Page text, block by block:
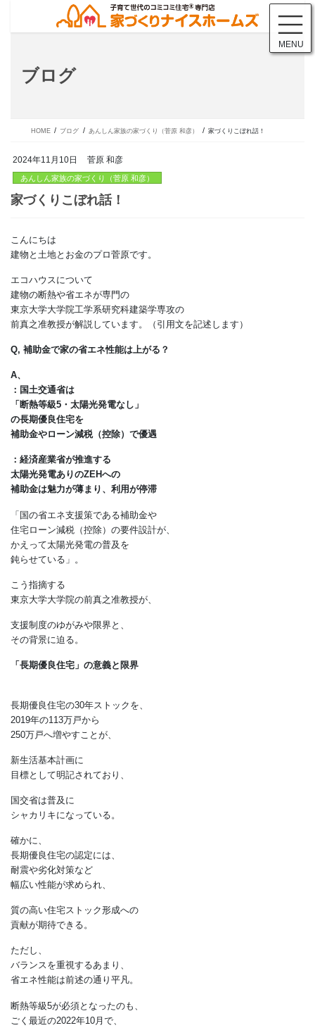
テ
ゲ
ブログ
2024年11月10日 菅原 和彦
あんしん家族の家づくり（菅原 和彦）
家づくりこぼれ話！
建物と土地とお金のプロ菅原です。
エコハウスについて
建物の断熱や省エネが専門の
東京大学大学院工学系研究科建築学専攻の
Q, 補助金で家の省エネ性能は上がる？
A、
：国土交通省は
の長期優良住宅を
補助金やローン減税（控除）で優遇
：経済産業省が推進する
太陽光発電ありのZEHへの
補助金は魅力が薄まり、利用が停滞
住宅ローン減税（控除）の要件設計が、
かえって太陽光発電の普及を
鈍らせている」。
東京大学大学院の前真之准教授が、
その背景に迫る。
「長期優良住宅」の意義と限界
2019年の113万戸から
250万戸へ増やすことが、
新生活基本計画に
目標として明記されており、
国交省は普及に
シャカリキになっている。
長期優良住宅の認定には、
耐震や劣化対策など
幅広い性能が求められ、
質の高い住宅ストック形成への
貢献が期待できる。
MENU